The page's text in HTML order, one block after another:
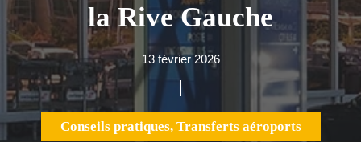
la Rive Gauche
13 février 2026
Conseils pratiques, Transferts aéroports